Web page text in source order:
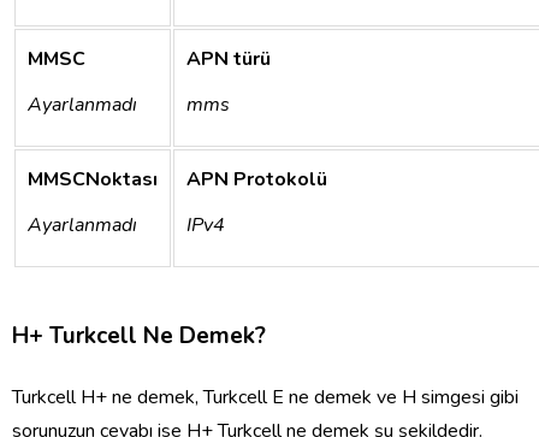
MMSC
Ayarlanmadı
APN türü
mms
MMSCNoktası
Ayarlanmadı
APN Protokolü
IPv4
H+ Turkcell Ne Demek?
Turkcell H+ ne demek, Turkcell E ne demek ve H simgesi gibi
sorunuzun cevabı ise H+ Turkcell ne demek şu şekildedir.